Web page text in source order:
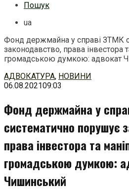
Пошук
ua
Фонд держмайна у справі ЗТМК
законодавство, права інвестора
громадською думкою: адвокат
Перейти
до
АДВОКАТУРА, НОВИНИ
06.08.202109:03
Фонд держмайна у
систематично порушує
права інвестора та
громадською думкою:
Чишинський